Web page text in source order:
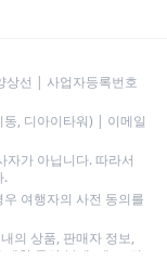
상선 | 사업자등록번호
, 디아이타워) | 이메일
자가 아닙니다. 따라서
.
여행자의 사전 동의를
의 상품, 판매자 정보,
대한 무단 복제, 배포, 전